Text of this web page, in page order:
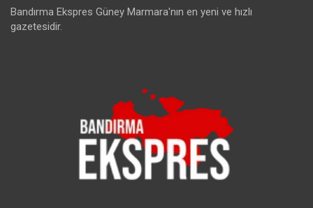
Bandırma Ekspres Güney Marmara'nın en yeni ve hızlı
gazetesidir.